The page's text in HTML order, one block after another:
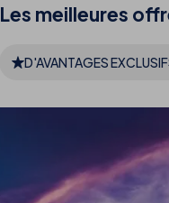
Les meilleures
D'AVANTAGES